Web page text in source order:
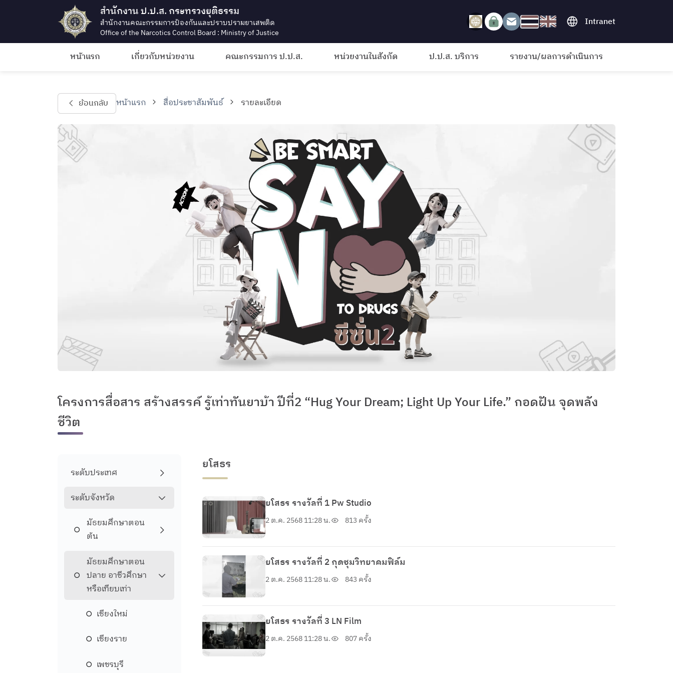
สำนักงาน ป.ป.ส. กระทรวงยุติธรรม
สำนักงานคณะกรรมการป้องกันและปราบปรามยาเสพติด
Office of the Narcotics Control Board : Ministry of Justice
Intranet
หน้าแรก เกี่ยวกับหน่วยงาน คณะกรรมการ ป.ป.ส. หน่วยงานในสังกัด ป.ป.ส. บริการ รายงาน/ผลการดำเนินการ
ย้อนกลับ หน้าแรก สื่อประชาสัมพันธ์ รายละเอียด
โครงการสื่อสาร สร้างสรรค์ รู้เท่าทันยาบ้า ปีที่2 “Hug Your Dream; Light Up Your Life.” กอดฝัน จุดพลัง
ชีวิต
ระดับประเทศ
ระดับจังหวัด
มัธยมศึกษาตอน
ต้น
มัธยมศึกษาตอน
ปลาย อาชีวศึกษา
หรือเทียบเท่า
เชียงใหม่
เชียงราย
เพชรบุรี
ยโสธร
ยโสธร รางวัลที่ 1 Pw Studio
2 ต.ค. 2568 11:28 น. 813 ครั้ง
ยโสธร รางวัลที่ 2 กุดชุมวิทยาคมฟิล์ม
2 ต.ค. 2568 11:28 น. 843 ครั้ง
ยโสธร รางวัลที่ 3 LN Film
2 ต.ค. 2568 11:28 น. 807 ครั้ง